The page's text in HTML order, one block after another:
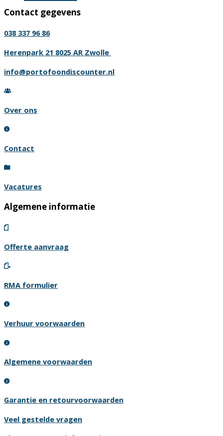
Contact gegevens
038 337 96 86
Herenpark 21 8025 AR Zwolle
info@portofoondiscounter.nl
Over ons
Contact
Vacatures
Algemene informatie
Offerte aanvraag
RMA formulier
Verhuur voorwaarden
Algemene voorwaarden
Garantie en retourvoorwaarden
Veel gestelde vragen